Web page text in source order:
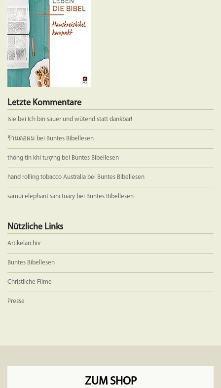
Letzte Kommentare
Isie bei Ich bin sauer und wütend statt dankbar!
ร้านต่อผม bei Buntes Bibellesen
thông tin khí tượng bei Buntes Bibellesen
hand rolling tobacco Australia bei Buntes Bibellesen
samui elephant sanctuary bei Buntes Bibellesen
Nützliche Links
Artikelarchiv
Buntes Bibellesen
Christliche Filme
Presse
ZUM SHOP